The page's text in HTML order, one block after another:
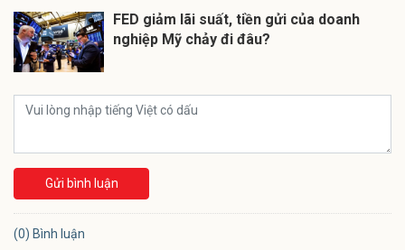
FED giảm lãi suất, tiền gửi của doanh
nghiệp Mỹ chảy đi đâu?
Gửi bình luận
(0) Bình luận